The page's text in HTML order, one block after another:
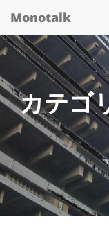
Monotalk
カテゴ